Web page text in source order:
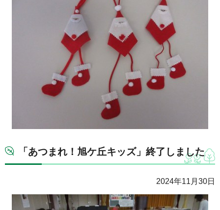
「あつまれ！旭ケ丘キッズ」終了しました
2024年11月30日